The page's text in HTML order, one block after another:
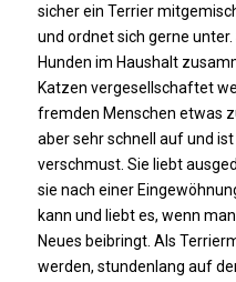
sicher ein Terrier
und ordnet sich gerne
Hunden im Haushalt
Katzen vergesellschaftet
fremden Menschen etwas
aber sehr schnell auf und
verschmust. Sie liebt
sie nach einer
kann und liebt es, wenn
Neues beibringt. Als
werden, stundenlang auf